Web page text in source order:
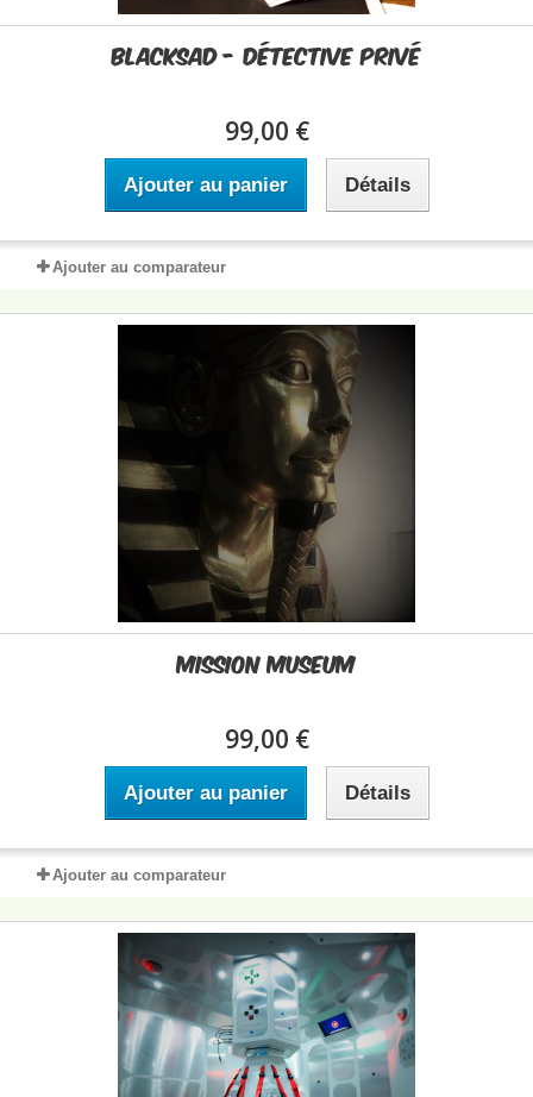
Blacksad - Détective Privé
99,00 €
Ajouter au panier Détails
Ajouter au comparateur
Mission Museum
99,00 €
Ajouter au panier Détails
Ajouter au comparateur